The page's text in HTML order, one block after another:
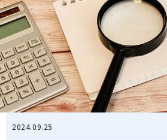
2024.09.25